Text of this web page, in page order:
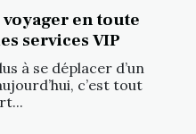
en toute
services VIP
à se déplacer d’un
c’est tout